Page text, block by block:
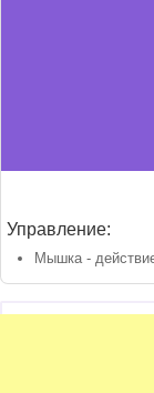
Управление:
Мышка -